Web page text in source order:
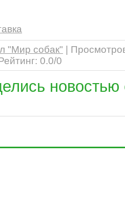
"Мир собак"
: 0.0/0
новостью